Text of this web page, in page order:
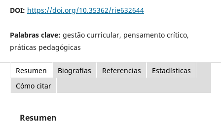
DOI: https://doi.org/10.35362/rie632644
Palabras clave: gestão curricular, pensamento crítico,
práticas pedagógicas
Resumen Biografías Referencias
Estadísticas
Cómo citar
Resumen